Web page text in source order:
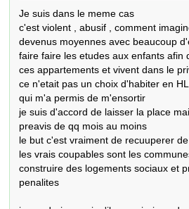
Je suis dans le meme cas
c'est violent , abusif , comment
devenus moyennes avec beaucoup
faire faire les etudes aux enfants afin
ces appartements et vivent dans le
ce n'etait pas un choix d'habiter en
qui m'a permis de m'ensortir
je suis d'accord de laisser la place
preavis de qq mois au moins
le but c'est vraiment de recuuperer
les vrais coupables sont les
construire des logements sociaux et
penalites